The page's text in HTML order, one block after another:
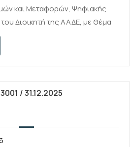
και Μεταφορών, Ψηφιακής
Διοικητή της ΑΑΔΕ, με θέμα
διασταύρωσης δεδομένων
/ 31.12.2025